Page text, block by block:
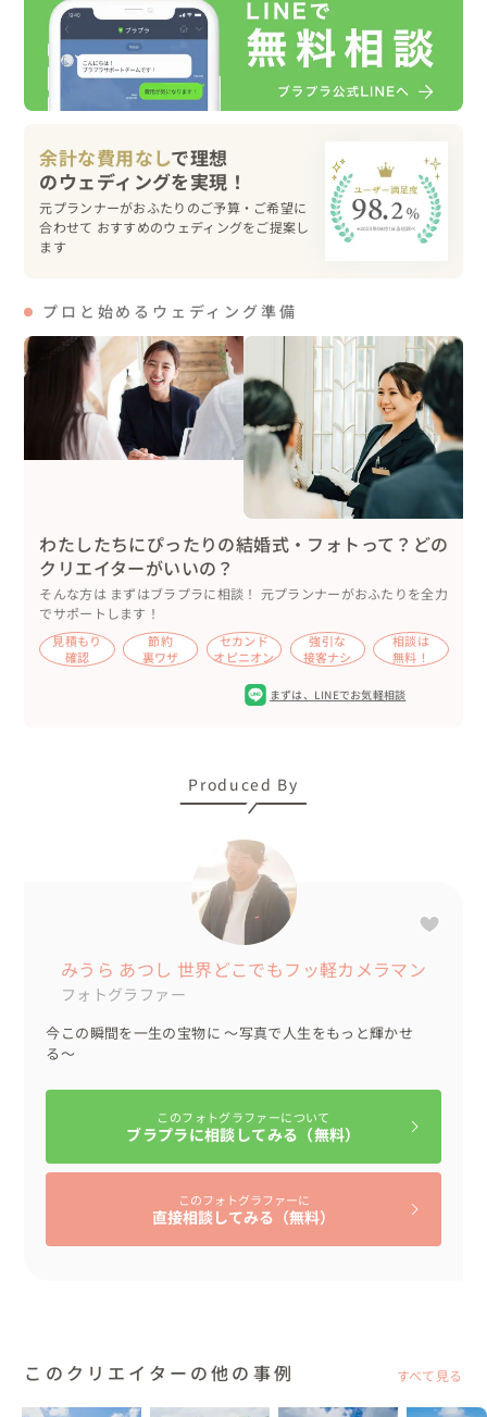
18:00　凱旋門の麓で撮影、タクシーで移動
20:00　エッフェル塔で撮影、タクシーでルーブル美術館
へ、周辺で撮影
22:00　ホテルで解散
日本からヘアメイクさんも来ていただき、１日同行してい
ただきました。
私は撮影前日に、ロケーションの確認をしました。
パリの街がそうさせたのでしょうか？？おふたりは最初か
ら緊張することはなく、堂々とパリの街を歩かれていまし
た。
すれ違う方々から「Félicitations!（おめでとう）」と祝福
の言葉をかけられ、終始嬉しそうにされていました。
また、おふたりはドラえもんがお好きで、前撮りでも使用
された「タケコプター」をご準備されていました。
パリでも、ドラえもんは大人気のようで、注目の的となっ
ておりました👀✨
場所を変えて、シャンゼリゼ通りのカフェで撮影をしてお
りますと、急にスコールが降りだしたので、そのまま休憩
また、凱旋門やルーブル美術館周辺での撮影は、雨のおか
げで光が地面に反射して美しい仕上がりとなりました✨
衣装、造花のブーケも含め、全ておふたりが日本からお持
ヘアメイクさんもおふたりが手配されました。
おります。
▽こんな人におすすめ
・撮影の申請や許可取りなど、できる限りお力になりま
す！お任せくださいね。
・世界中どこへでも行きます！！是非ご相談くださ
い！！！
私は世界中を旅するのが好きです！
余計な費用なしで理想
元プランナーがおふたりのご予算・ご希望に
合わせて おすすめのウェディングをご提案し
ます
プロと始めるウェディング準備
わたしたちにぴったりの結婚式・フォトって？どの
クリエイターがいいの？
そんな方は まずはブラプラに相談！ 元プランナーがおふたりを全力
でサポートします！
見積もり
確認
節約
裏ワザ
セカンド
オピニオン
強引な
接客ナシ
相談は
無料！
まずは、 LINEでお気軽相談
Produced By
みうら あつし 世界どこでもフッ軽カメラマン
フォトグラファー
今この瞬間を一生の宝物に 〜写真で人生をもっと輝かせ
る〜
このフォトグラファーについて
ブラプラに相談してみる（無料）
このフォトグラファーに
直接相談してみる（無料）
このクリエイターの他の事例 すべて見る